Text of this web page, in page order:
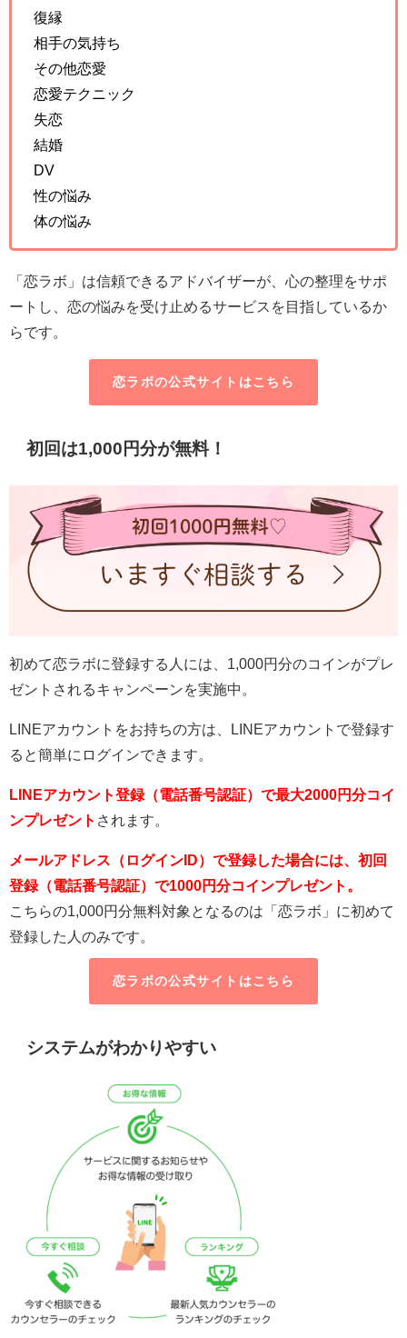
復縁
相手の気持ち
その他恋愛
恋愛テクニック
失恋
結婚
DV
性の悩み
体の悩み
「恋ラボ」は信頼できるアドバイザーが、心の整理をサポ
ートし、恋の悩みを受け止めるサービスを目指しているか
らです。
恋ラボの公式サイトはこちら
初回は1,000円分が無料！
初めて恋ラボに登録する人には、1,000円分のコインがプレ
ゼントされるキャンペーンを実施中。
LINEアカウントをお持ちの方は、LINEアカウントで登録す
ると簡単にログインできます。
LINEアカウント登録（電話番号認証）で最大2000円分コイ
ンプレゼント されます。
メールアドレス（ログインID）で登録した場合には、初回
登録（電話番号認証）で1000円分コインプレゼント。
こちらの1,000円分無料対象となるのは「恋ラボ」に初めて
登録した人のみです。
恋ラボの公式サイトはこちら
システムがわかりやすい